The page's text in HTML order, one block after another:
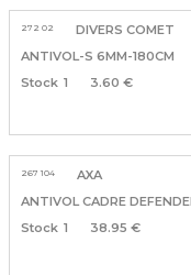
272 02
DIVERS COMET
ANTIVOL-S 6MM-180CM
1
3.60 €
267 104
AXA
ANTIVOL CADRE
1
38.95 €